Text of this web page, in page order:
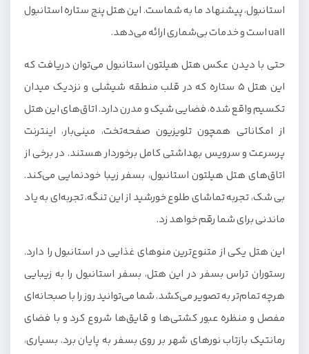
استانبول، پیشنهاد ما به شماست. این هتل پنج ستاره استانبول
uall است و خدمات بی‌شماری ارائه می‌دهد.
حتی با دیدن عکس هتل هیلتون استانبول می‌توان دریافت که
این هتل 5 ستاره که در قلب منطقه شیشلی و نزدیک میدان
تکسیم واقع شده، فضایی شیک و مدرن دارد. اتاق‌های این هتل
از امکاناتی همچون تلویزیون صفحه‌تخت، مینی‌بار، اینترنت
پرسرعت و سرویس بهداشتی کامل برخوردار هستند. در برخی از
اتاق‌های هتل هیلتون استانبول، بسفر زیبا خودنمایی می‌کند.
بی شک، تجربه تماشای طلوع خورشید از این تنگه، تجربه‌ای به یاد
ماندنی برای شما رقم خواهد زد.
این هتل یکی از متنوع‌ترین منوهای غذایی در استانبول را دارد.
رستوران تراس بسفر در این هتل، بسفر استانبول را به زیبایی
هرچه تمام‌تر به تصویر می‌کشد. شما می‌توانید روز را با صبحانه‌ای
مفصل و منظره عبور کشتی‌ها و قایق‌ها شروع کرد و با فضای
رمانتیک بازتاب نورهای شهر بر روی بسفر به پایان برد. بسیاری،